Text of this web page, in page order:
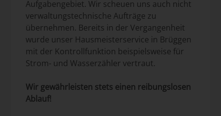
Aufgabengebiet. Wir scheuen uns auch nicht
verwaltungstechnische Aufträge zu
übernehmen. Bereits in der Vergangenheit
wurde unser Hausmeisterservice in Brüggen
mit der Kontrollfunktion beispielsweise für
Strom- und Wasserzähler vertraut.
Wir gewährleisten stets einen reibungslosen
Ablauf!